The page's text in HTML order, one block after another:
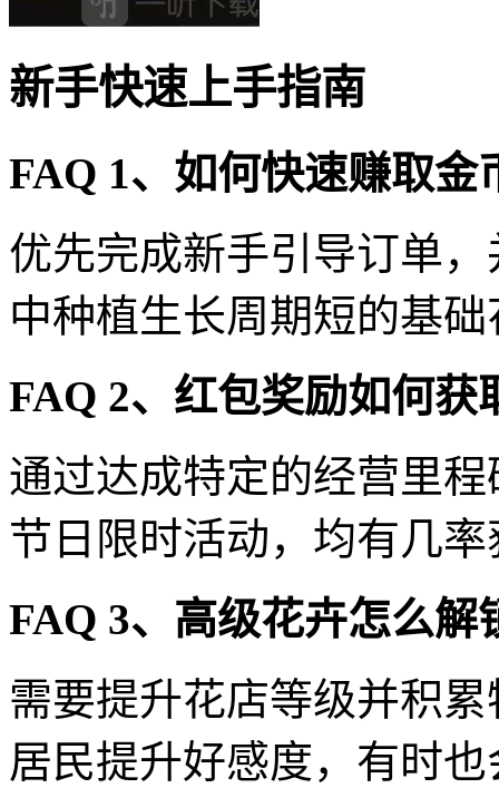
新手快速上手指南
FAQ 1、如何快速赚取金
优先完成新手引导订单
中种植生长周期短的基
FAQ 2、红包奖励如何获
通过达成特定的经营里
节日限时活动，均有几
FAQ 3、高级花卉怎么解
需要提升花店等级并积
居民提升好感度，有时